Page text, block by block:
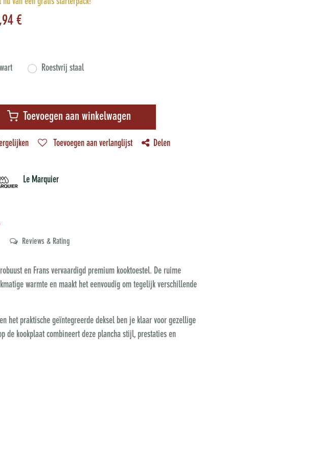
€
Roestvrij staal
Toevoegen aan winkelwagen
Toevoegen aan verlanglijst Delen
Le Marquier
Reviews & Rating
en Frans vervaardigd premium kooktoestel. De ruime
warmte en maakt het eenvoudig om tegelijk verschillende
het praktische geïntegreerde deksel ben je klaar voor gezellige
de kookplaat combineert deze plancha stijl, prestaties en